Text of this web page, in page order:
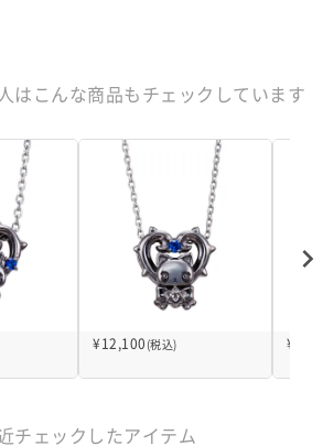
はこんな商品もチェックしています
¥ 12,100 (税込) ¥
チェックしたアイテム